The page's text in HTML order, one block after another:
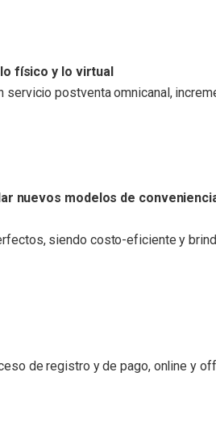
físico y lo virtual
servicio postventa omnicanal,
nuevos modelos de
siendo costo-eficiente y
de registro y de pago, online y